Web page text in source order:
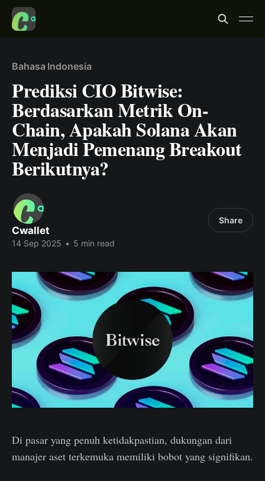
Bahasa Indonesia
Prediksi CIO Bitwise:
Berdasarkan Metrik On-
Chain, Apakah Solana Akan
Menjadi Pemenang Breakout
Berikutnya?
Cwallet
14 Sep 2025 • 5 min read
Share
Di pasar yang penuh ketidakpastian, dukungan dari
manajer aset terkemuka memiliki bobot yang signifikan.